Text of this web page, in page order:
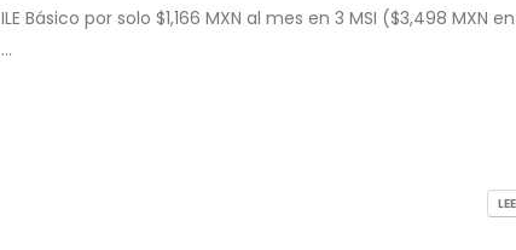
ILE Básico por solo $1,166 MXN al mes en 3 MSI ($3,498 MXN
...